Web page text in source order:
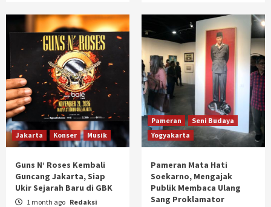
Jakarta Konser Musik
Guns N’ Roses Kembali
Guncang Jakarta, Siap
Ukir Sejarah Baru di GBK
1 month ago Redaksi
Pameran
Seni Budaya
Yogyakarta
Pameran Mata Hati
Soekarno, Mengajak
Publik Membaca Ulang
Sang Proklamator